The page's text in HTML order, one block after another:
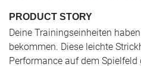
PRODUCT STORY
Deine Trainingseinheiten
bekommen. Diese leichte
Performance auf dem Spielfeld